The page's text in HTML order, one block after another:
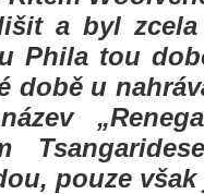
a byl
Phila tou
době u
pouze